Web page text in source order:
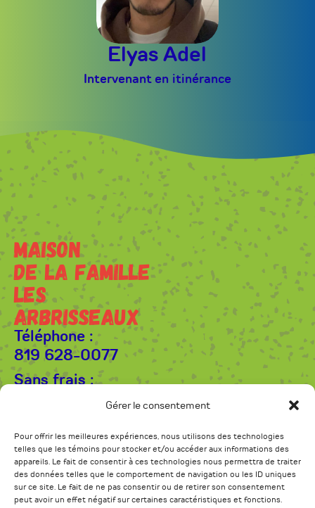
Gérer le consentement
Pour offrir les meilleures expériences, nous utilisons des technologies
telles que les témoins pour stocker et/ou accéder aux informations des
appareils. Le fait de consentir à ces technologies nous permettra de traiter
des données telles que le comportement de navigation ou les ID uniques
sur ce site. Le fait de ne pas consentir ou de retirer son consentement
peut avoir un effet négatif sur certaines caractéristiques et fonctions.
Elyas Adel
Intervenant en itinérance
MAISON
DE LA FAMILLE
LES
ARBRISSEAUX
Téléphone :
819 628-0077
Sans frais :
1 877 929-0077
lesarbrisseaux@gmail.com
64, 3ème Avenue
Windsor (Québec) J1S 1X9